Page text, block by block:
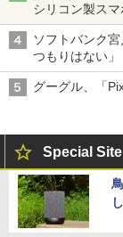
シリコン製ス
ソフトバンク
つもりはない」
グーグル、「
Special Site